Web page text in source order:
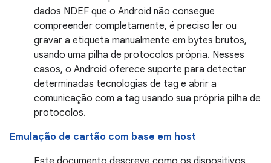
dados NDEF que o Android não consegue
compreender completamente, é preciso ler ou
gravar a etiqueta manualmente em bytes brutos,
usando uma pilha de protocolos própria. Nesses
casos, o Android oferece suporte para detectar
determinadas tecnologias de tag e abrir a
comunicação com a tag usando sua própria pilha de
protocolos.
Emulação de cartão com base em host